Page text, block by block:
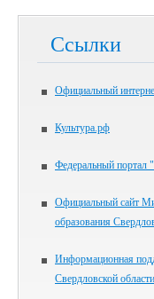
Ссылки
Официальный
Культура.рф
Федеральный портал
Официальный сайт
образования
Информационная
Свердловской области